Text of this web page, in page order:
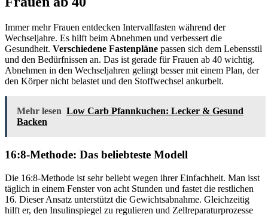
Immer mehr Frauen entdecken Intervallfasten während der
Wechseljahre. Es hilft beim Abnehmen und verbessert die
Gesundheit. Verschiedene Fastenpläne passen sich dem Lebensstil
und den Bedürfnissen an. Das ist gerade für Frauen ab 40 wichtig.
Abnehmen in den Wechseljahren gelingt besser mit einem Plan, der
den Körper nicht belastet und den Stoffwechsel ankurbelt.
Mehr lesen Low Carb Pfannkuchen: Lecker & Gesund
Backen
16:8-Methode: Das beliebteste Modell
Die 16:8-Methode ist sehr beliebt wegen ihrer Einfachheit. Man isst
täglich in einem Fenster von acht Stunden und fastet die restlichen
16. Dieser Ansatz unterstützt die Gewichtsabnahme. Gleichzeitig
hilft er, den Insulinspiegel zu regulieren und Zellreparaturprozesse